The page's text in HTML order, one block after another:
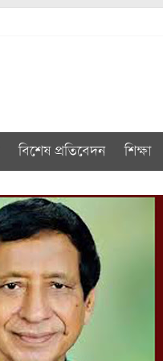
বিশেষ প্রতিবেদন শিক্ষা